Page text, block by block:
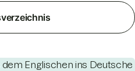
Englischen ins Deutsche